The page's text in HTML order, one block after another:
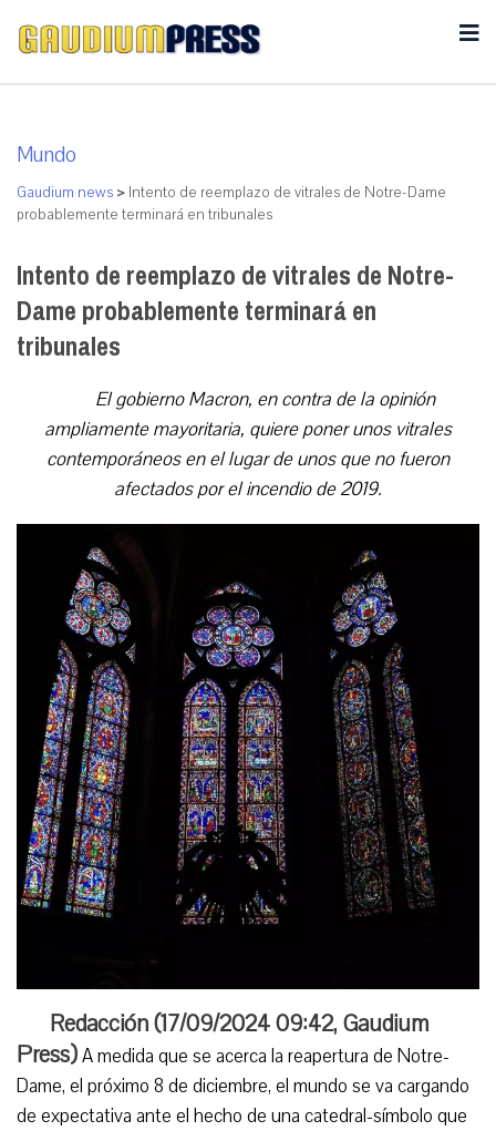
Mundo
Gaudium news > Intento de reemplazo de vitrales de Notre-Dame
probablemente terminará en tribunales
Intento de reemplazo de vitrales de Notre-
Dame probablemente terminará en
tribunales
El gobierno Macron, en contra de la opinión
ampliamente mayoritaria, quiere poner unos vitrales
contemporáneos en el lugar de unos que no fueron
afectados por el incendio de 2019.
Redacción (17/09/2024 09:42, Gaudium
Press)A medida que se acerca la reapertura de Notre-
Dame, el próximo 8 de diciembre, el mundo se va cargando
de expectativa ante el hecho de una catedral-símbolo que